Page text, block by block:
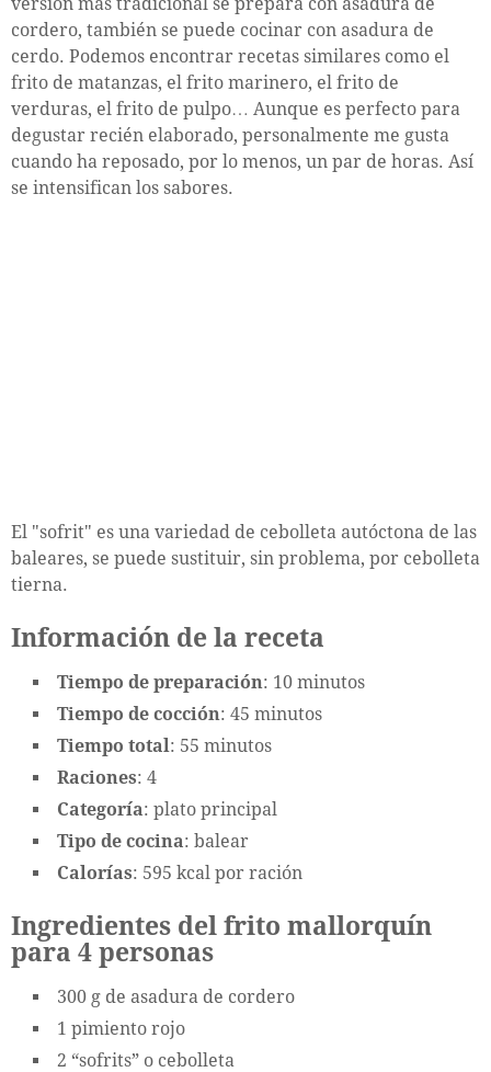
cordero, también se puede cocinar con asadura de
cerdo. Podemos encontrar recetas similares como el
frito de matanzas, el frito marinero, el frito de
verduras, el frito de pulpo… Aunque es perfecto para
degustar recién elaborado, personalmente me gusta
cuando ha reposado, por lo menos, un par de horas. Así
se intensifican los sabores.
El "sofrit" es una variedad de cebolleta autóctona de las
baleares, se puede sustituir, sin problema, por cebolleta
tierna.
Información de la receta
Tiempo de preparación: 10 minutos
Tiempo de cocción: 45 minutos
Tiempo total : 55 minutos
Raciones: 4
Categoría: plato principal
Tipo de cocina: balear
Calorías: 595 kcal por ración
Ingredientes del frito mallorquín
para 4 personas
300 g de asadura de cordero
1 pimiento rojo
2 “sofrits” o cebolleta